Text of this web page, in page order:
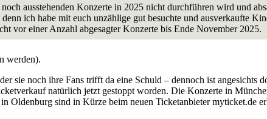
ausstehenden Konzerte in 2025 nicht durchführen wird und
ich habe mit euch unzählige gut besuchte und ausverkaufte
vor einer Anzahl abgesagter Konzerte bis Ende November 2025.
werden).
sie noch ihre Fans trifft da eine Schuld – dennoch ist angesichts
natürlich jetzt gestoppt worden. Die Konzerte in
Oldenburg sind in Kürze beim neuen Ticketanbieter myticket.de